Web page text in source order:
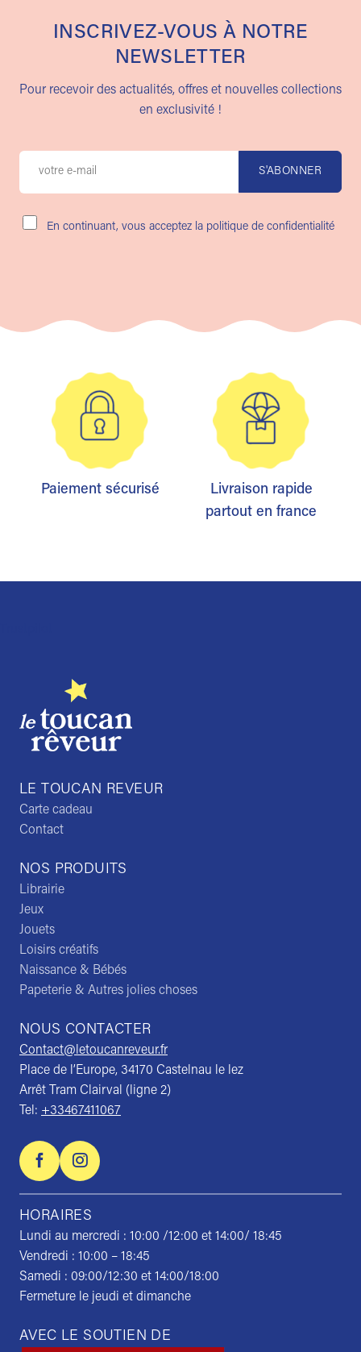
INSCRIVEZ-VOUS À NOTRE
NEWSLETTER
Pour recevoir des actualités, offres et nouvelles collections
en exclusivité !
En continuant, vous acceptez la politique de confidentialité
Paiement sécurisé
Livraison rapide
partout en france
NOS PRODUITS
Librairie
Jeux
Jouets
Loisirs créatifs
Naissance & Bébés
Papeterie & Autres jolies choses
NOUS CONTACTER
Contact@letoucanreveur.fr
Place de l’Europe, 34170 Castelnau le lez
Arrêt Tram Clairval (ligne 2)
Tel: +33467411067
HORAIRES
Lundi au mercredi : 10:00 /12:00 et 14:00/ 18:45
Vendredi : 10:00 – 18:45
Samedi : 09:00/12:30 et 14:00/18:00
Fermeture le jeudi et dimanche
LE TOUCAN REVEUR
Carte cadeau
Contact
AVEC LE SOUTIEN DE